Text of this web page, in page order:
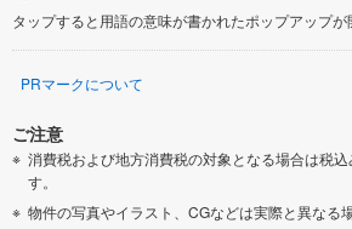
タップすると用語の意味が書かれたポップアップが
PRマークについて
ご注意
消費税および地方消費税の対象となる場合は税
す。
物件の写真やイラスト、CGなどは実際と異なる